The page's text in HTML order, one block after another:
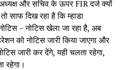
और सचिव के ऊपर FIR दर्ज क्यों
साफ दिख रहा है कि म्हाडा
नोटिस – नोटिस खेला जा रहा है, अब
को नोटिस जारी किया जाएगा और
जारी कर देंगे, यही चलता रहेगा,
रहेगा।